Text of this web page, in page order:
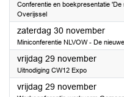
Conferentie en boekpresentatie
Overijssel
zaterdag 30 november2024
Miniconferentie NLVOW - De
vrijdag 29 november2024
Uitnodiging CW12 Expo
vrijdag 29 november2024